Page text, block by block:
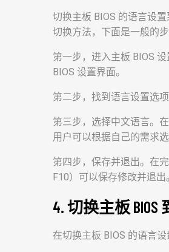
切换主板 BIOS 的语言设
切换方法，下面是一般的步
第一步，进入主板 BIOS
BIOS 设置界面。
第二步，找到语言设置选
第三步，选择中文语言。
用户可以根据自己的需求
第四步，保存并退出。在
F10）可以保存修改并退出。
4. 切换主板
在切换主板 BIOS 的语言